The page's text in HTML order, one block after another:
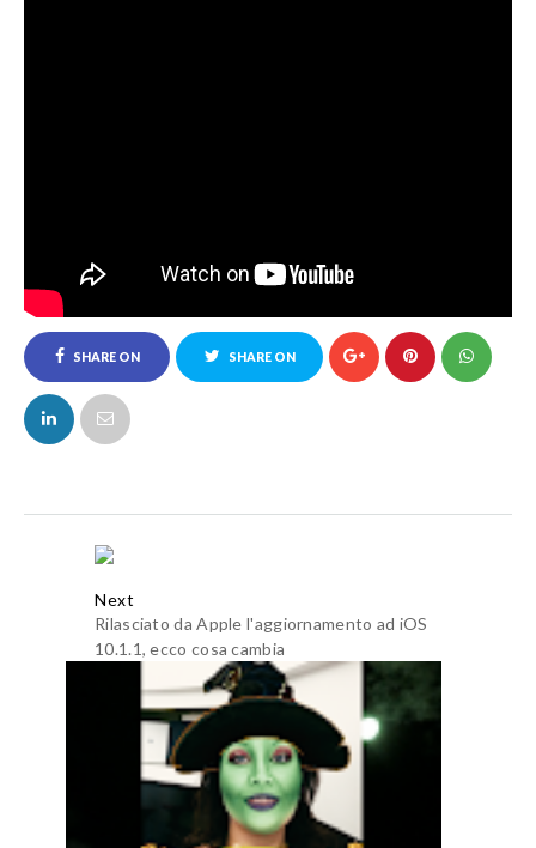
SHARE ON
FACEBOOK
SHARE ON
Next
Rilasciato da Apple l'aggiornamento ad iOS
10.1.1, ecco cosa cambia